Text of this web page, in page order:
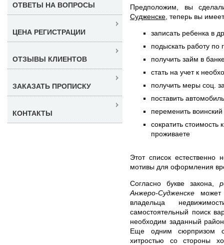
Предположим, вы
Судженске , теперь вы
записать ребенка в
подыскать работу по
получить займ в
стать на учет к
получить меры соц.
поставить
переменить воинский
сократить стоимость
проживаете
Этот список
мотивы для оформления
Согласно букве закона,
Анжеро-Судженске может
владельца
самостоятельный поиск
необходим заданный
Еще одним сюрпризом
хитростью со стороны
ОТВЕТЫ НА ВОПРОСЫ
ЦЕНА РЕГИСТРАЦИИ
ОТЗЫВЫ КЛИЕНТОВ
ЗАКАЗАТЬ ПРОПИСКУ
КОНТАКТЫ